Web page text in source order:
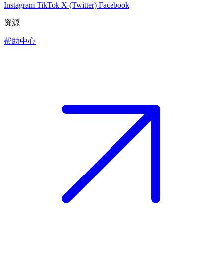
Instagram TikTok X (Twitter) Facebook
资源
帮助中心